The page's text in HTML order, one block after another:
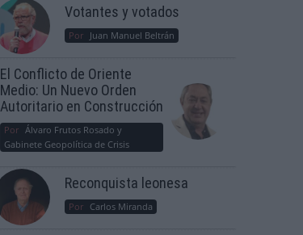
Votantes y votados
Por Juan Manuel Beltrán
El Conflicto de Oriente
Medio: Un Nuevo Orden
Autoritario en Construcción
Por Álvaro Frutos Rosado y
Gabinete Geopolítica de Crisis
Reconquista leonesa
Por Carlos Miranda